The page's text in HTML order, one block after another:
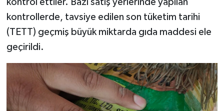
kontrol ettiler. Bazı satış yerlerinde yapılan
kontrollerde, tavsiye edilen son tüketim tarihi
(TETT) geçmiş büyük miktarda gıda maddesi ele
geçirildi.